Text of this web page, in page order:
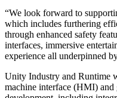
Faites de la publicité avec
Cas d’utilisation
Jeux mobiles
Créez et développez des
Jeux indépendants
Blog
Mises à jour, informations et
Actualités
Actualités, histoires et centre
Certifications
Prouvez votre maîtrise de
“We look forward to
which includes furthering
through enhanced safety
interfaces, immersive
experience all underpinned
Unity Industry and Runtime
machine interface (HMI)